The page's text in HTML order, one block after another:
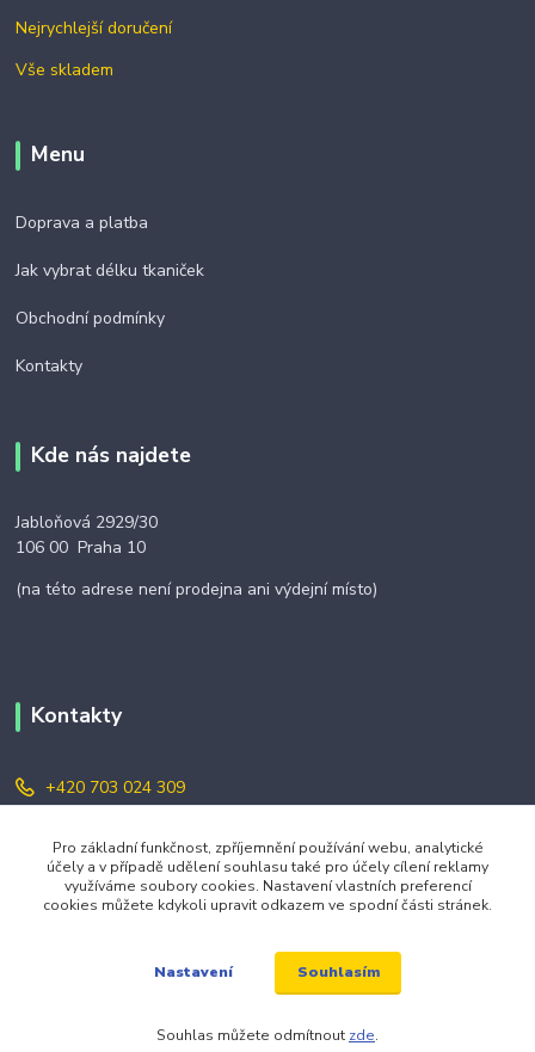
Nejrychlejší doručení
Vše skladem
Menu
Doprava a platba
Jak vybrat délku tkaniček
Obchodní podmínky
Kontakty
Kde nás najdete
Jabloňová 2929/30
106 00 Praha 10
(na této adrese není prodejna ani výdejní místo)
Kontakty
+420 703 024 309
objednavky@zavazuj.cz
Pro základní funkčnost, zpříjemnění používání webu, analytické
účely a v případě udělení souhlasu také pro účely cílení reklamy
využíváme soubory cookies. Nastavení vlastních preferencí
cookies můžete kdykoli upravit odkazem ve spodní části stránek.
Nastavení Souhlasím
Souhlas můžete odmítnout zde.